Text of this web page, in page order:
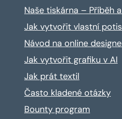
Naše tiskárna – Příběh
Jak vytvořit vlastní
Návod na online
Jak vytvořit grafiku v AI
Jak prát textil
Často kladené otázky
Bounty program